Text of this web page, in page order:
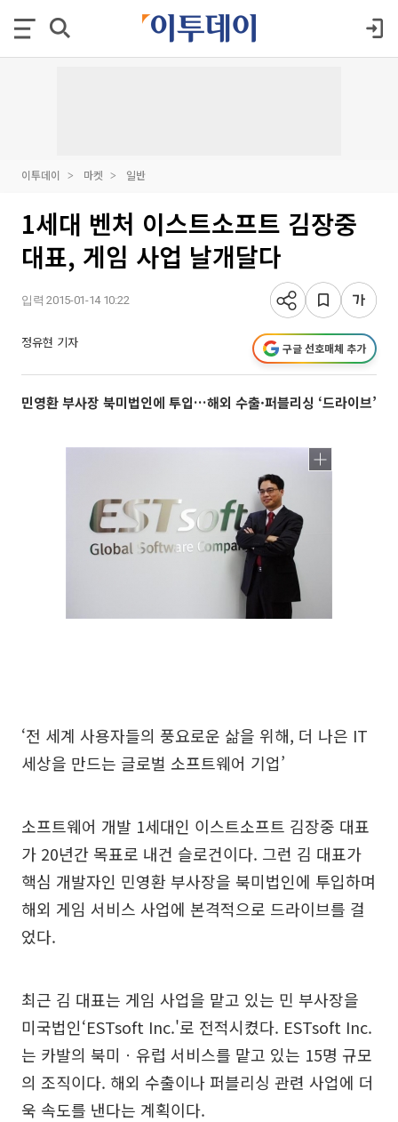
이투데이 마켓 일반
1세대 벤처 이스트소프트 김장중
대표, 게임 사업 날개달다
입력 2015-01-14 10:22
정유현 기자 구글 선호매체 추가
민영환 부사장 북미법인에 투입…해외 수출·퍼블리싱 ‘드라이브’
‘전 세계 사용자들의 풍요로운 삶을 위해, 더 나은 IT
세상을 만드는 글로벌 소프트웨어 기업’
소프트웨어 개발 1세대인 이스트소프트 김장중 대표
가 20년간 목표로 내건 슬로건이다. 그런 김 대표가
핵심 개발자인 민영환 부사장을 북미법인에 투입하며
해외 게임 서비스 사업에 본격적으로 드라이브를 걸
었다.
최근 김 대표는 게임 사업을 맡고 있는 민 부사장을
미국법인‘ESTsoft Inc.'로 전적시켰다. ESTsoft Inc.
는 카발의 북미ㆍ유럽 서비스를 맡고 있는 15명 규모
의 조직이다. 해외 수출이나 퍼블리싱 관련 사업에 더
욱 속도를 낸다는 계획이다.